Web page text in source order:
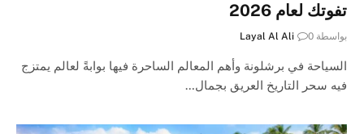
تفوتك لعام 2026
بواسطة Layal Al Ali 0
السياحة في برشلونة وأهم المعالم الساحرة فيها بوابةً لعالم يمتزج
فيه سحر التاريخ العريق بجمال…